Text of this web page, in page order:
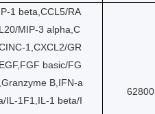
1 beta,CCL5/RA
MIP-3 alpha,C
1,CXCL2/GR
basic/FG
B,IFN-a
IL-1F1,IL-1 beta/I
62800